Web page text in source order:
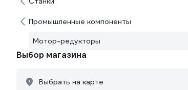
Промышленные компоненты
Мотор-редукторы
Выбор магазина
Выбрать на карте